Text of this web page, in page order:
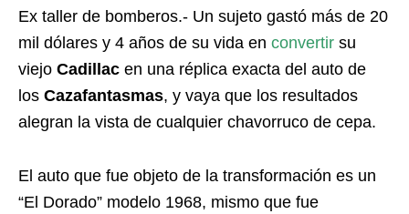
Ex taller de bomberos.- Un sujeto gastó más de 20
mil dólares y 4 años de su vida en convertir su
viejo Cadillac en una réplica exacta del auto de
los Cazafantasmas, y vaya que los resultados
alegran la vista de cualquier chavorruco de cepa.
El auto que fue objeto de la transformación es un
“El Dorado” modelo 1968, mismo que fue